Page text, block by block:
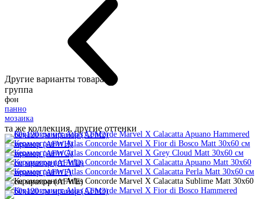
Другие варианты товара:
группа
фон
панно
мозаика
та же коллекция, другие оттенки